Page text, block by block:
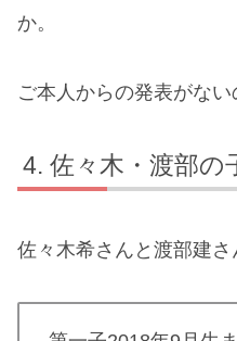
か。
ご本人からの発表がない
佐々木・渡部の
佐々木希さんと渡部建